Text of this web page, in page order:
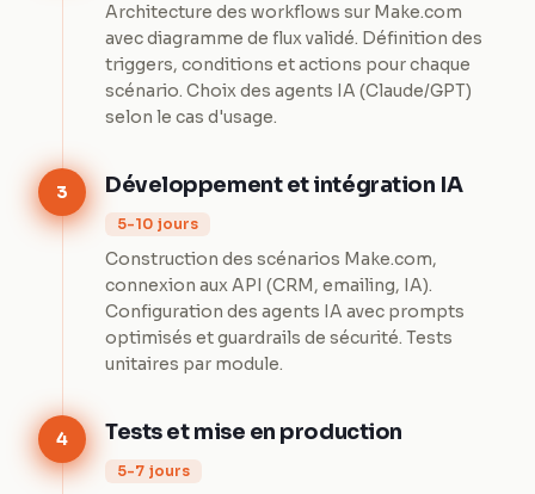
Architecture des workflows sur Make.com
avec diagramme de flux validé. Définition des
triggers, conditions et actions pour chaque
scénario. Choix des agents IA (Claude/GPT)
selon le cas d'usage.
3 Développement et intégration IA
5-10 jours
Construction des scénarios Make.com,
connexion aux API (CRM, emailing, IA).
Configuration des agents IA avec prompts
optimisés et guardrails de sécurité. Tests
unitaires par module.
4 Tests et mise en production
5-7 jours